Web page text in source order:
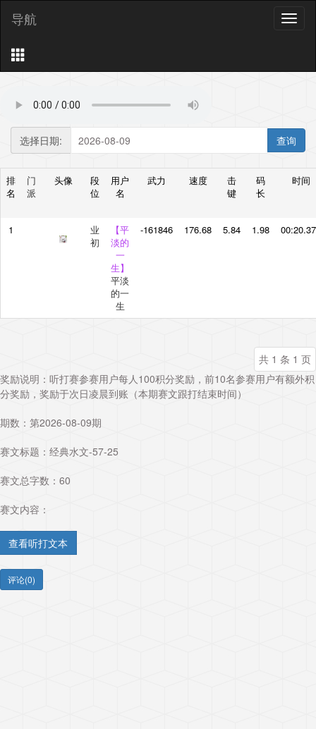
导
导航
选择日期:
排
名
门
派
头像
段
位
用户
名
武力 速度
击
键
码
长
时间
1
业
初
【平
淡的
一
生】
平淡
的一
生
-161846 176.68 5.84 1.98
共 1 条 1 页
奖励说明：听打赛参赛用户每人100积分奖励，前10名参赛用户有额外积
分奖励，奖励于次日凌晨到账（本期赛文跟打结束时间）
期数：第2026-08-09期
赛文标题： 经典水文-57-25
赛文总字数：60
赛文内容：
评论(0)